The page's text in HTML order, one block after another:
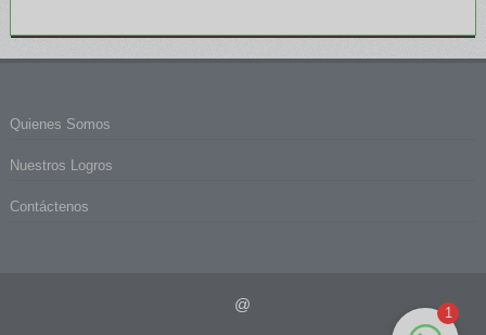
Quienes Somos
Nuestros Logros
Contáctenos
@ 1